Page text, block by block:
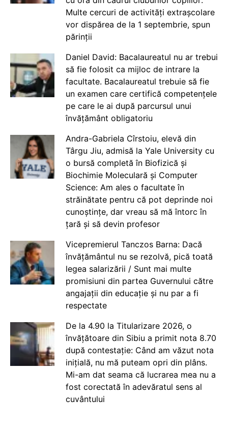
Multe cercuri de activități extrașcolare
vor dispărea de la 1 septembrie, spun
părinții
Daniel David: Bacalaureatul nu ar trebui
să fie folosit ca mijloc de intrare la
facultate. Bacalaureatul trebuie să fie
un examen care certifică competențele
pe care le ai după parcursul unui
învățământ obligatoriu
Andra-Gabriela Cîrstoiu, elevă din
Târgu Jiu, admisă la Yale University cu
o bursă completă în Biofizică și
Biochimie Moleculară și Computer
Science: Am ales o facultate în
străinătate pentru că pot deprinde noi
cunoștințe, dar vreau să mă întorc în
țară și să devin profesor
Vicepremierul Tanczos Barna: Dacă
învățământul nu se rezolvă, pică toată
legea salarizării / Sunt mai multe
promisiuni din partea Guvernului către
angajații din educație și nu par a fi
respectate
De la 4.90 la Titularizare 2026, o
învățătoare din Sibiu a primit nota 8.70
după contestație: Când am văzut nota
inițială, nu mă puteam opri din plâns.
Mi-am dat seama că lucrarea mea nu a
fost corectată în adevăratul sens al
cuvântului